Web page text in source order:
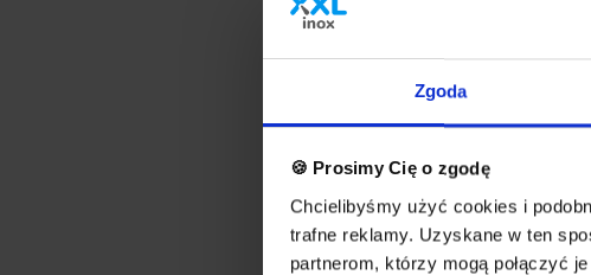
Zgoda
🍪 Prosimy Cię o zgodę
Chcielibyśmy użyć cookies i
trafne reklamy. Uzyskane w ten
partnerom, którzy mogą połączyć